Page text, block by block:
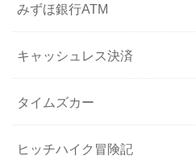
みずほ銀行ATM
キャッシュレス決済
タイムズカー
ヒッチハイク冒険記